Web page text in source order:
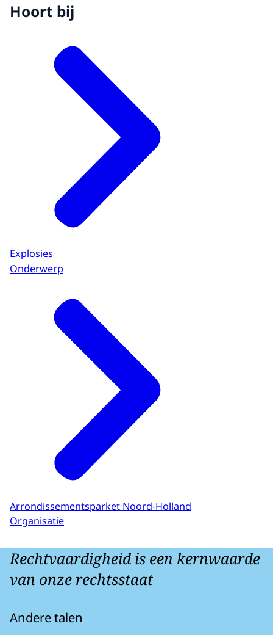
Hoort bij
Explosies
Onderwerp
Arrondissementsparket Noord-Holland
Organisatie
Rechtvaardigheid is een kernwaarde
van onze rechtsstaat
Andere talen